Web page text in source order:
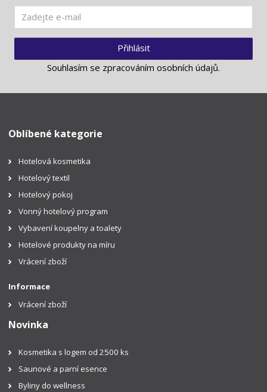
Přihlásit
Souhlasím se zpracováním osobních údajů.
Oblíbené kategorie
Hotelová kosmetika
Hotelový textil
Hotelový pokoj
Vonný hotelový program
Vybavení koupelny a toalety
Hotelové produkty na míru
Vrácení zboží
Informace
Vrácení zboží
Novinka
Kosmetika s logem od 2500 ks
Saunové a parní esence
Byliny do wellness